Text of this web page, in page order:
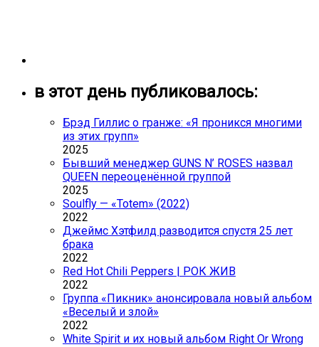
в этот день публиковалось:
Брэд Гиллис о гранже: «Я проникся многими
из этих групп»
2025
Бывший менеджер GUNS N’ ROSES назвал
QUEEN переоценённой группой
2025
Soulfly — «Totem» (2022)
2022
Джеймс Хэтфилд разводится спустя 25 лет
брака
2022
Red Hot Chili Peppers | РОК ЖИВ
2022
Группа «Пикник» анонсировала новый альбом
«Веселый и злой»
2022
White Spirit и их новый альбом Right Or Wrong